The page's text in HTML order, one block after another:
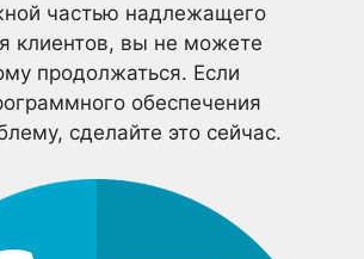
частью надлежащего
клиентов, вы не можете
продолжаться. Если
обеспечения
сделайте это сейчас.